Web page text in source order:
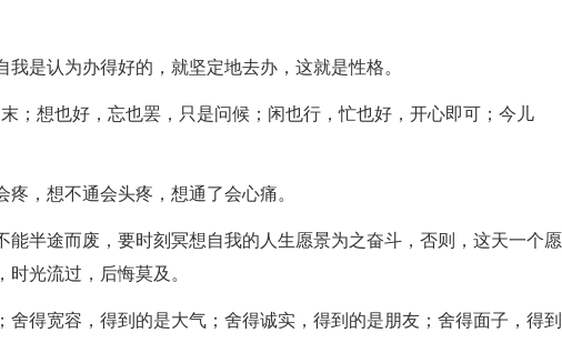
是认为办得好的，就坚定地去办，这就是性格。
；想也好，忘也罢，只是问候；闲也行，忙也好，开心即可；今儿
，想不通会头疼，想通了会心痛。
能半途而废，要时刻冥想自我的人生愿景为之奋斗，否则，这天一个愿
光流过，后悔莫及。
舍得宽容，得到的是大气；舍得诚实，得到的是朋友；舍得面子，得到